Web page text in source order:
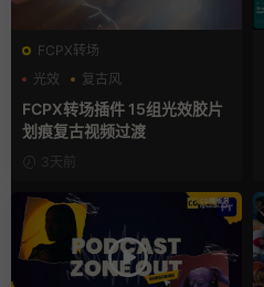
FCPX转场
光效
复古风
支持Intel+M芯片
FCPX转场插件 15组光效胶片
划痕复古视频过渡
3天前